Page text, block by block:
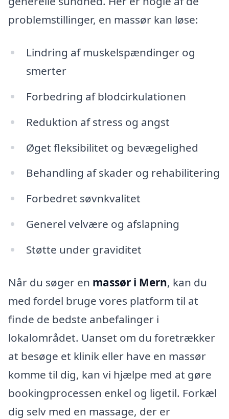
problemstillinger, en massør kan løse:
Lindring af muskelspændinger og
smerter
Forbedring af blodcirkulationen
Reduktion af stress og angst
Øget fleksibilitet og bevægelighed
Behandling af skader og rehabilitering
Forbedret søvnkvalitet
Generel velvære og afslapning
Støtte under graviditet
Når du søger en massør i Mern, kan du
med fordel bruge vores platform til at
finde de bedste anbefalinger i
lokalområdet. Uanset om du foretrækker
at besøge et klinik eller have en massør
komme til dig, kan vi hjælpe med at gøre
bookingprocessen enkel og ligetil. Forkæl
dig selv med en massage, der er